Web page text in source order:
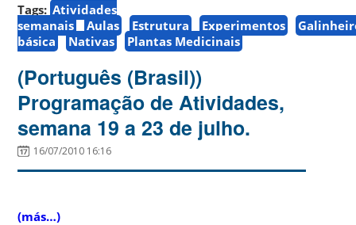
Tags: Atividades
semanais
Aulas Estrutura Experimentos
básica
Nativas Plantas Medicinais
(Português (Brasil))
Programação de Atividades,
semana 19 a 23 de julho.
16/07/2010 16:16
(más…)